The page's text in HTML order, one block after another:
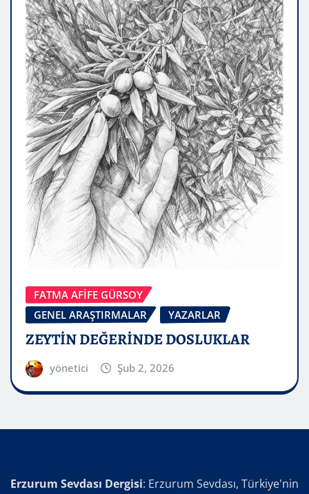
FATMA AFİFE GÜRSOY
GENEL ARAŞTIRMALAR
YAZARLAR
ZEYTİN DEĞERİNDE DOSLUKLAR
yönetici Şub 2, 2026
Erzurum Sevdası Dergisi: Erzurum Sevdası, Türkiye'nin